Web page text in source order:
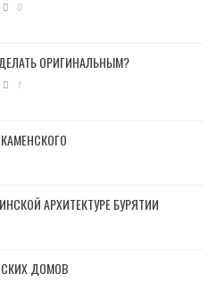
0
ОРИГИНАЛЬНЫМ?
1
АРХИТЕКТУРЕ БУРЯТИИ
ДОМОВ